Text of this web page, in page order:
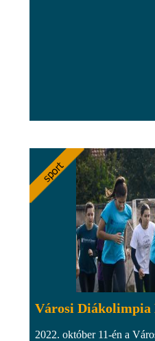
Városi Diákolimpia
2022. október 11-én a